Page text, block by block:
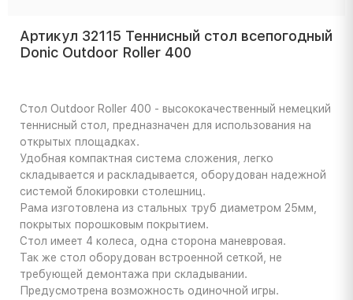
Артикул 32115 Теннисный стол всепогодный
Donic Outdoor Roller 400
Стол Outdoor Roller 400 - высококачественный немецкий
теннисный стол, предназначен для использования на
открытых площадках.
Удобная компактная система сложения, легко
складывается и раскладывается, оборудован надежной
системой блокировки столешниц.
Рама изготовлена из стальных труб диаметром 25мм,
покрытых порошковым покрытием.
Стол имеет 4 колеса, одна сторона маневровая.
Так же стол оборудован встроенной сеткой, не
требующей демонтажа при складывании.
Предусмотрена возможность одиночной игры.